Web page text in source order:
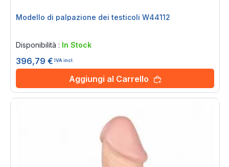
Modello di palpazione dei testicoli W44112
Disponibilità : In Stock
396,79 € IVA incl.
Aggiungi al Carrello